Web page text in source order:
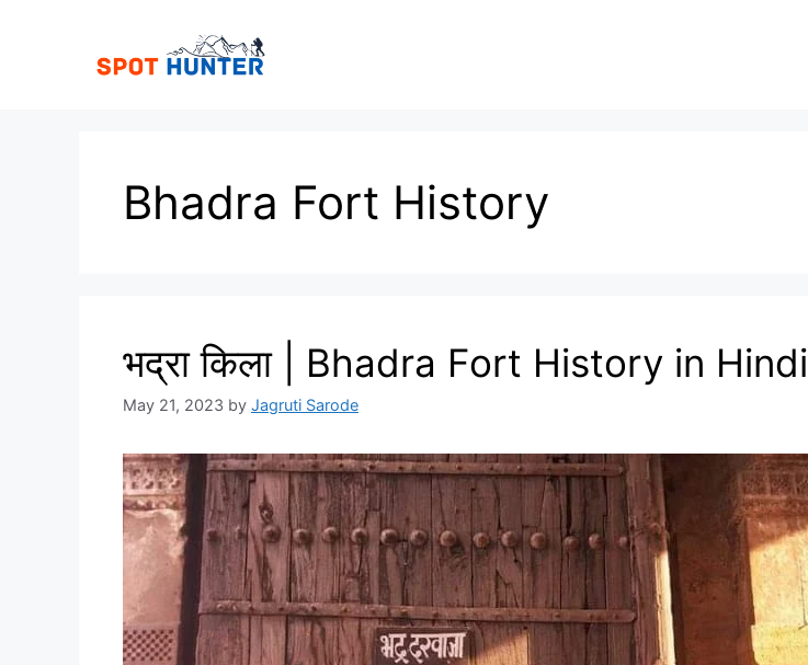
Bhadra Fort History
भद्रा किला | Bhadra Fort History in Hindi
May 21, 2023 by Jagruti Sarode